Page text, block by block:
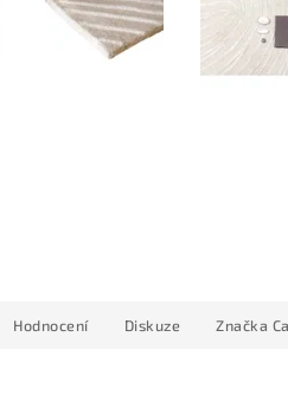
Hodnocení Diskuze Značka